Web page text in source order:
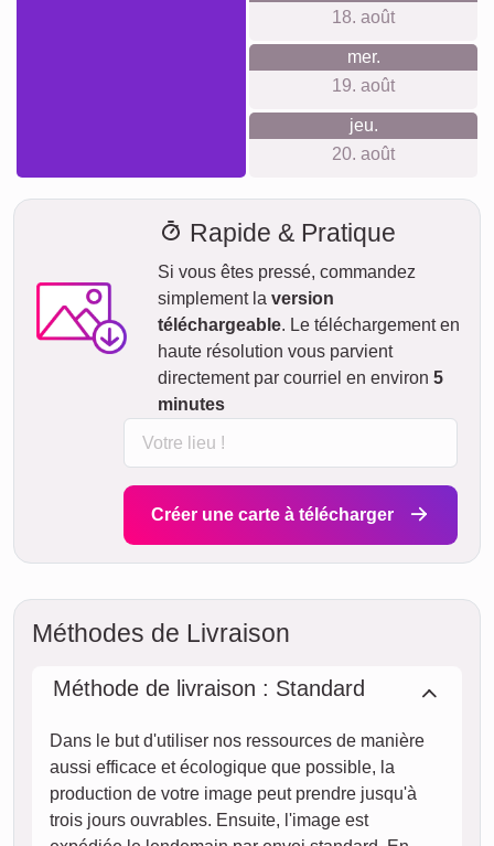
18. août
mer.
19. août
jeu.
20. août
Rapide & Pratique
Si vous êtes pressé, commandez
simplement la version
téléchargeable. Le téléchargement en
haute résolution vous parvient
directement par courriel en environ 5
minutes
Créer une carte à télécharger
Méthodes de Livraison
Méthode de livraison : Standard
Dans le but d'utiliser nos ressources de manière
aussi efficace et écologique que possible, la
production de votre image peut prendre jusqu'à
trois jours ouvrables. Ensuite, l'image est